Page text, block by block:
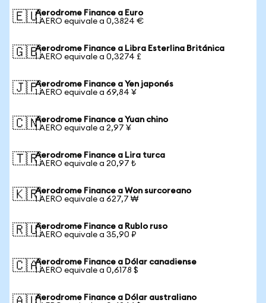
🇪🇺Aerodrome Finance a Euro
1 AERO equivale a 0,3824 €
🇬🇧Aerodrome Finance a Libra Esterlina Británica
1 AERO equivale a 0,3274 £
🇯🇵Aerodrome Finance a Yen japonés
1 AERO equivale a 69,84 ¥
🇨🇳Aerodrome Finance a Yuan chino
1 AERO equivale a 2,97 ¥
🇹🇷Aerodrome Finance a Lira turca
1 AERO equivale a 20,97 ₺
🇰🇷Aerodrome Finance a Won surcoreano
1 AERO equivale a 627,7 ₩
🇷🇺Aerodrome Finance a Rublo ruso
1 AERO equivale a 35,90 ₽
🇨🇦Aerodrome Finance a Dólar canadiense
1 AERO equivale a 0,6178 $
Aerodrome Finance a Dólar australiano